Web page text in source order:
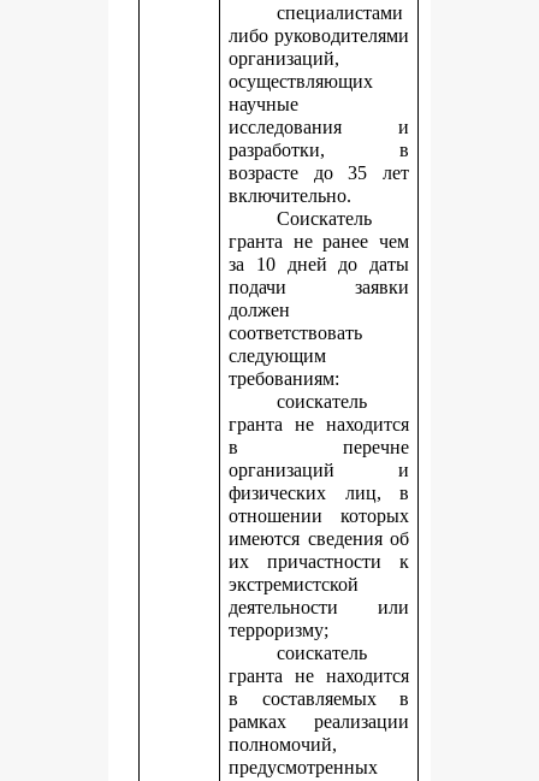
специалистами
либо руководителями
организаций,
осуществляющих
научные
исследования и
разработки, в
возрасте до 35 лет
включительно.
Соискатель
гранта не ранее чем
за 10 дней до даты
подачи заявки
должен
соответствовать
следующим
требованиям:
соискатель
гранта не находится
в перечне
организаций и
физических лиц, в
отношении которых
имеются сведения об
их причастности к
экстремистской
деятельности или
терроризму;
соискатель
гранта не находится
в составляемых в
рамках реализации
полномочий,
предусмотренных